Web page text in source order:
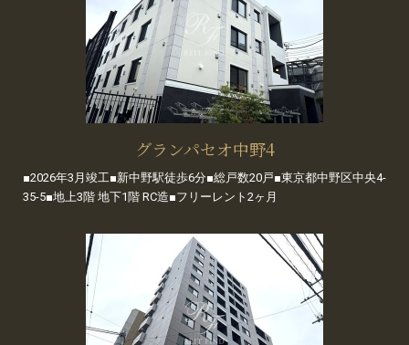
グランパセオ中野4
■2026年3月竣工■新中野駅徒歩6分■総戸数20戸■東京都中野区中央4-
35-5■地上3階 地下1階 RC造■フリーレント2ヶ月